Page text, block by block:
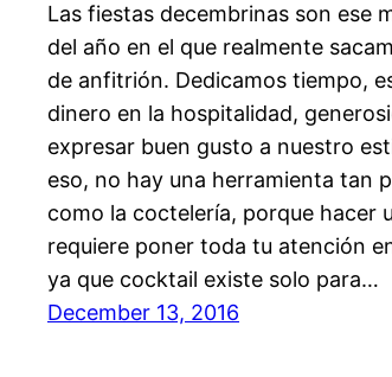
Las fiestas decembrinas son ese
del año en el que realmente
de anfitrión. Dedicamos tiempo,
dinero en la hospitalidad,
expresar buen gusto a nuestro
eso, no hay una herramienta tan
como la coctelería, porque hacer
requiere poner toda tu atención
ya que cocktail existe solo para…
December 13, 2016